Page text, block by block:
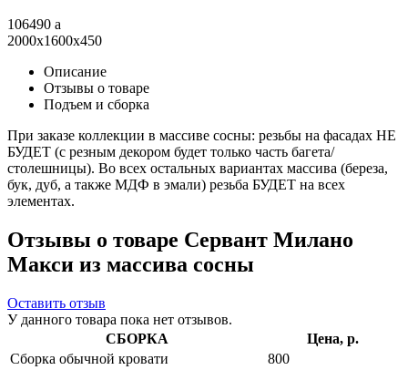
106490 a
2000x1600x450
Описание
Отзывы о товаре
Подъем и сборка
При заказе коллекции в массиве сосны: резьбы на фасадах НЕ
БУДЕТ (с резным декором будет только часть багета/
столешницы). Во всех остальных вариантах массива (береза,
бук, дуб, а также МДФ в эмали) резьба БУДЕТ на всех
элементах.
Отзывы о товаре Сервант Милано
Макси из массива сосны
Оставить отзыв
У данного товара пока нет отзывов.
СБОРКА
Цена, р.
Сборка обычной кровати
800